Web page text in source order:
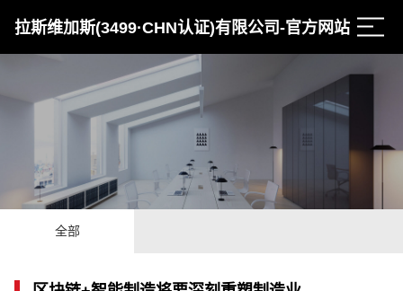
拉斯维加斯(3499·CHN认证)有限公司-官方网站
全部